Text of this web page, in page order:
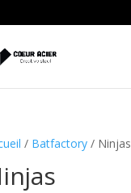
/ Batfactory / Ninjas